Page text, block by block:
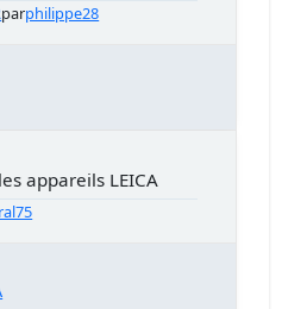
parphilippe28
appareils LEICA